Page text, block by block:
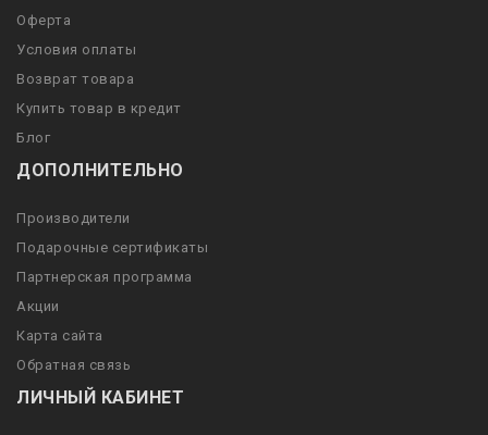
Оферта
Условия оплаты
Возврат товара
Купить товар в кредит
Блог
ДОПОЛНИТЕЛЬНО
Производители
Подарочные сертификаты
Партнерская программа
Акции
Карта сайта
Обратная связь
ЛИЧНЫЙ КАБИНЕТ